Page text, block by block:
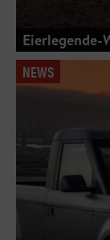
Eierlegende-
NEWS